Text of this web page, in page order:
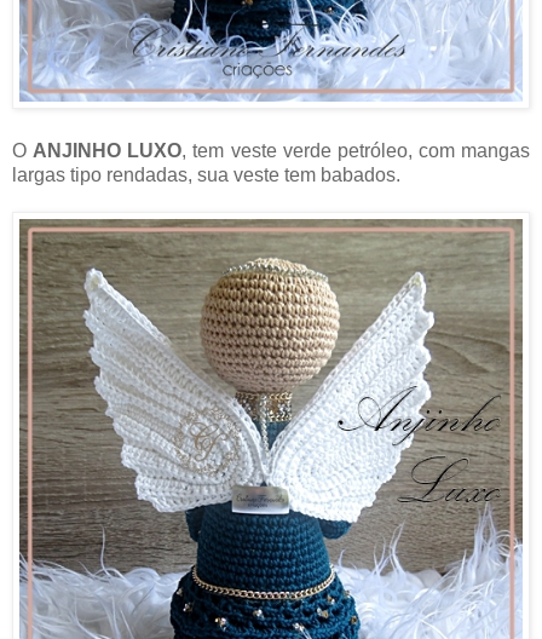
O ANJINHO LUXO, tem veste verde petróleo, com mangas
largas tipo rendadas, sua veste tem babados.